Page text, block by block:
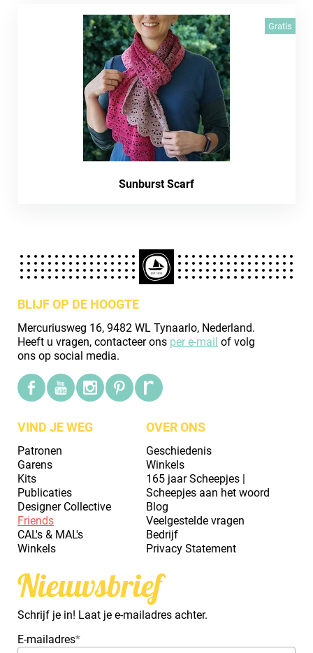
Gratis
Sunburst Scarf
BLIJF OP DE HOOGTE
Mercuriusweg 16, 9482 WL Tynaarlo, Nederland.
Heeft u vragen, contacteer ons per e-mail of volg
ons op social media.
VIND JE WEG
Patronen
Garens
Kits
Publicaties
Designer Collective
Friends
CAL's & MAL's
Winkels
OVER ONS
Geschiedenis
Winkels
165 jaar Scheepjes |
Scheepjes aan het woord
Blog
Veelgestelde vragen
Bedrijf
Privacy Statement
Nieuwsbrief
Schrijf je in! Laat je e-mailadres achter.
E-mailadres*